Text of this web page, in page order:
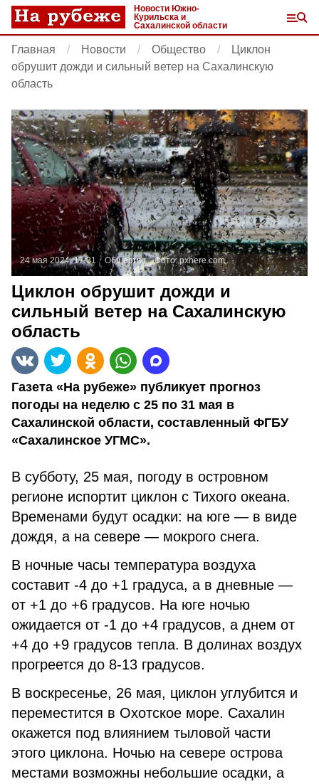
Новости Южно-
Курильска и
Сахалинской области
Главная Новости Общество
Циклон
обрушит дожди и сильный ветер на Сахалинскую
область
24 мая 2024, 17:31 Общество Фото:pxhere.com
Циклон обрушит дожди и
сильный ветер на Сахалинскую
область
Газета «На рубеже» публикует прогноз
погоды на неделю с 25 по 31 мая в
Сахалинской области, составленный ФГБУ
«Сахалинское УГМС».
В субботу, 25 мая, погоду в островном
регионе испортит циклон с Тихого океана.
Временами будут осадки: на юге — в виде
дождя, а на севере — мокрого снега.
В ночные часы температура воздуха
составит -4 до +1 градуса, а в дневные —
от +1 до +6 градусов. На юге ночью
ожидается от -1 до +4 градусов, а днем от
+4 до +9 градусов тепла. В долинах воздух
прогреется до 8-13 градусов.
В воскресенье, 26 мая, циклон углубится и
переместится в Охотское море. Сахалин
окажется под влиянием тыловой части
этого циклона. Ночью на севере острова
местами возможны небольшие осадки, а